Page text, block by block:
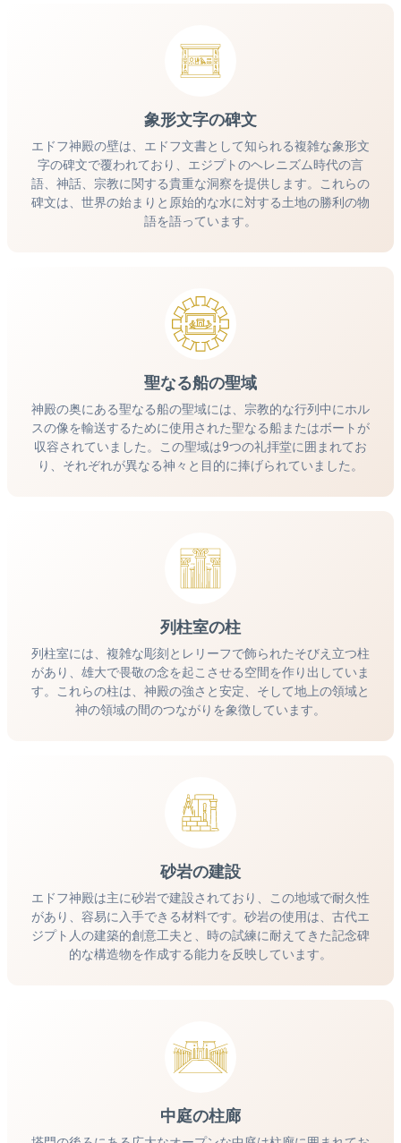
象形文字の碑文
エドフ神殿の壁は、エドフ文書として知られる複雑な象形文
字の碑文で覆われており、エジプトのヘレニズム時代の言
語、神話、宗教に関する貴重な洞察を提供します。これらの
碑文は、世界の始まりと原始的な水に対する土地の勝利の物
語を語っています。
聖なる船の聖域
神殿の奥にある聖なる船の聖域には、宗教的な行列中にホル
スの像を輸送するために使用された聖なる船またはボートが
収容されていました。この聖域は9つの礼拝堂に囲まれてお
り、それぞれが異なる神々と目的に捧げられていました。
列柱室の柱
列柱室には、複雑な彫刻とレリーフで飾られたそびえ立つ柱
があり、雄大で畏敬の念を起こさせる空間を作り出していま
す。これらの柱は、神殿の強さと安定、そして地上の領域と
神の領域の間のつながりを象徴しています。
砂岩の建設
エドフ神殿は主に砂岩で建設されており、この地域で耐久性
があり、容易に入手できる材料です。砂岩の使用は、古代エ
ジプト人の建築的創意工夫と、時の試練に耐えてきた記念碑
的な構造物を作成する能力を反映しています。
中庭の柱廊